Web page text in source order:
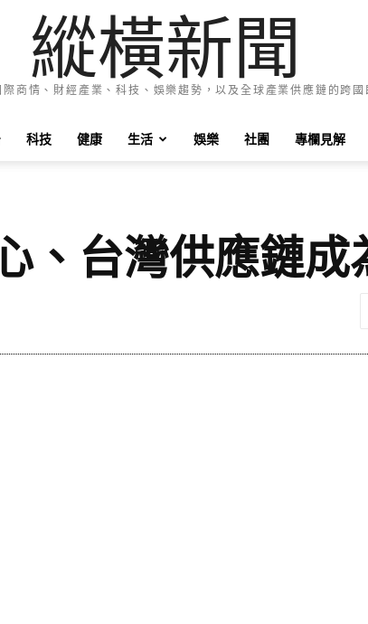
縱橫新聞
商情、財經產業、科技、娛樂趨勢，以及全球產業供應鏈的跨
科技 健康 生活 娛樂 社團 專欄見解
、台灣供應鏈成